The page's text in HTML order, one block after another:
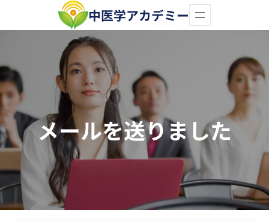
容
ス
キ
ッ
プ
中医学アカデミー
メールを送りました